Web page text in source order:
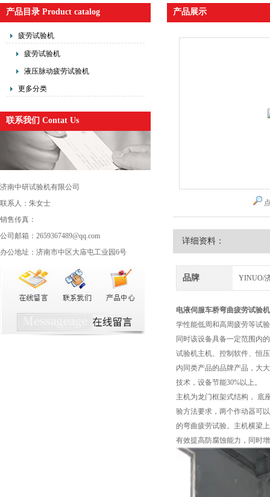
产品目录 Product catalog
疲劳试验机
疲劳试验机
液压脉动疲劳试验机
更多分类
联系我们 Contat Us
济南中研试验机有限公司
联系人：朱女士
销售传真：
公司邮箱：2659367489@qq.com
办公地址：济南市中区大庙屯工业园6号
产品展示
详细资料：
品牌 YINUO/
电液伺服车桥弯曲疲劳试验机
学性能低周和高周疲劳等试
同时该设备具备一定范围内
试验机主机、控制软件、恒
内同类产品的品牌产品，大
技术，设备节能30%以上。
主机为龙门框架式结构， 底
验方法要求，两个作动器可
的弯曲疲劳试验。主机横梁
有效提高防腐蚀能力，同时